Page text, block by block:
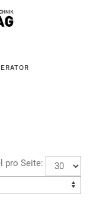
pro Seite: